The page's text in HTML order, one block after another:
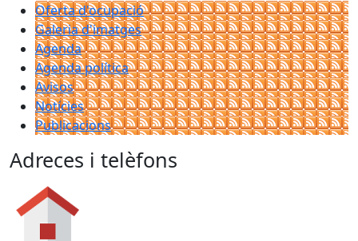
Oferta d'ocupació
Galeria d'imatges
Agenda
Agenda política
Avisos
Notícies
Publicacions
Adreces i telèfons